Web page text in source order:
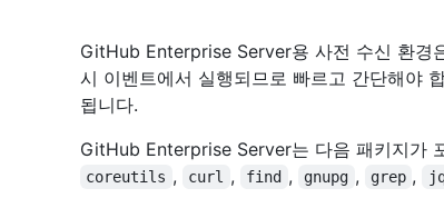
GitHub Enterprise Server용 사전 수신 환경
시 이벤트에서 실행되므로 빠르고 간단해야
됩니다.
GitHub Enterprise Server는 다음 패키지가
coreutils , curl , find , gnupg , grep ,